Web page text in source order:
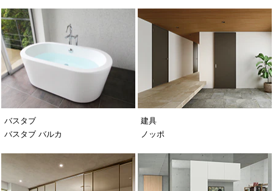
バスタブ
バスタブ バルカ
建具
ノッポ